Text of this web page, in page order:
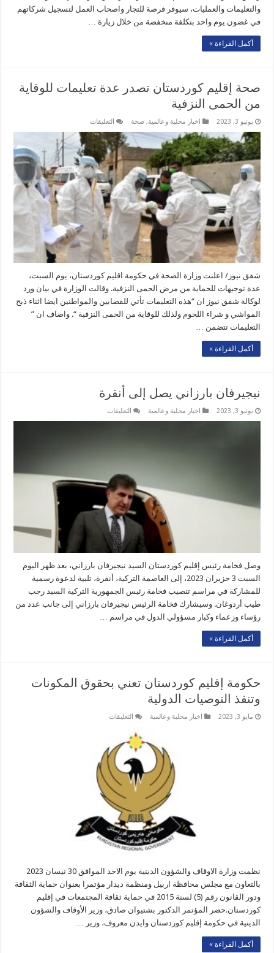
والتعليمات والعمليات، سيوفر فرصة للتجار واصحاب العمل لتسجيل شركاتهم
في غضون يوم واحد بتكلفة منخفضة من خلال زيارة …
أكمل القراءة »
صحة إقليم كوردستان تصدر عدة تعليمات للوقاية
من الحمى النزفية
يونيو 3, 2023 اخبار محلية وعالمية,صحة التعليقات
إقليم
كوردستان
تصدر
عدة
تعليمات
للوقاية
من
الحمى
النزفية
مغلقة
شفق نيوز/ اعلنت وزارة الصحة في حكومة اقليم كوردستان، يوم السبت،
عدة توجيهات للحماية من مرض الحمى النزفية. وقالت الوزارة في بيان ورد
لوكالة شفق نيوز ان “هذه التعليمات تأتي للقصابين والمواطنين ايضا اثناء ذبح
المواشي و شراء اللحوم ولذلك للوقاية من الحمى النزفية “. واضاف ان ”
التعليمات تتضمن …
أكمل القراءة »
نيجيرفان بارزاني يصل إلى أنقرة
يونيو 3, 2023 اخبار محلية وعالمية التعليقات
وصل فخامة رئيس إقليم كوردستان السيد نيجيرفان بارزاني، بعد ظهر اليوم
السبت 3 حزيران 2023، إلى العاصمة التركية، أنقرة، تلبية لدعوة رسمية
للمشاركة في مراسم تنصيب فخامة رئيس الجمهورية التركية السيد رجب
طيب أردوغان. وسيشارك فخامة الرئيس نيجيرفان بارزاني إلى جانب عدد من
رؤساء وزعماء وكبار مسؤولي الدول في مراسم …
أكمل القراءة »
حكومة إقليم كوردستان تعني بحقوق المكونات
وتنفذ التوصيات الدولية
مايو 3, 2023 اخبار محلية وعالمية التعليقات
تعني
بحقوق
المكونات
وتنفذ
التوصيات
الدولية
مغلقة
نظمت وزارة الاوقاف والشؤون الدينية يوم الاحد الموافق 30 نيسان 2023
بالتعاون مع مجلس محافظة اربيل ومنظمة ديدار مؤتمرا بعنوان حماية الثقافة
ودور القانون رقم (5) لسنة 2015 في حماية ثقافة المجتمعات في إقليم
كوردستان.حضر المؤتمر الدكتور بشتيوان صادق، وزير الأوقاف والشؤون
الدينية في حكومة إقليم كوردستان وایدن معروف، وزیر …
أكمل القراءة »